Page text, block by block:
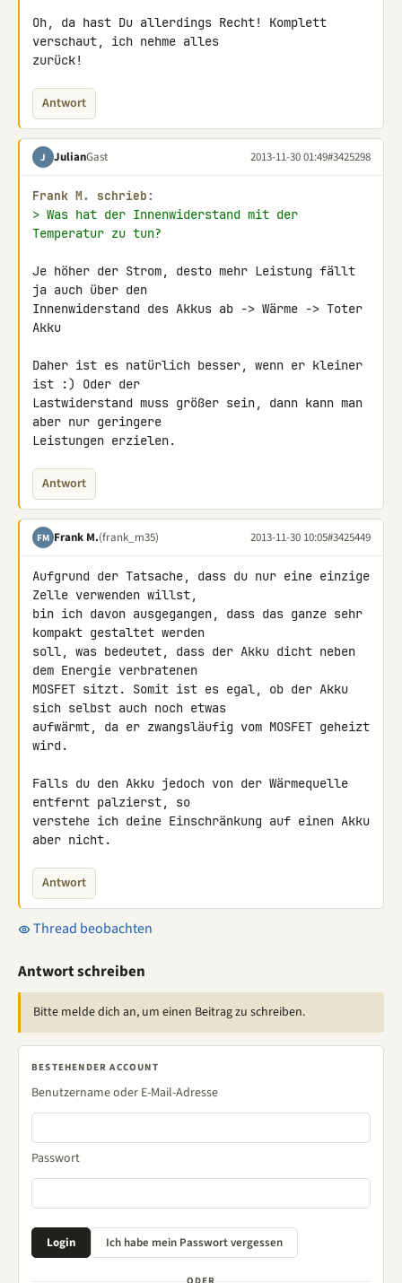
Oh, da hast Du allerdings Recht! Komplett
verschaut, ich nehme alles
zurück!
Antwort
J JulianGast 2013-11-30 01:49#3425298
Frank M. schrieb:
> Was hat der Innenwiderstand mit der
Temperatur zu tun?
Je höher der Strom, desto mehr Leistung fällt
ja auch über den
Innenwiderstand des Akkus ab -> Wärme -> Toter
Akku
Daher ist es natürlich besser, wenn er kleiner
ist :) Oder der
Lastwiderstand muss größer sein, dann kann man
aber nur geringere
Leistungen erzielen.
Antwort
FM Frank M.(frank_m35) 2013-11-30 10:05#3425449
Aufgrund der Tatsache, dass du nur eine einzige
Zelle verwenden willst,
bin ich davon ausgegangen, dass das ganze sehr
kompakt gestaltet werden
soll, was bedeutet, dass der Akku dicht neben
dem Energie verbratenen
MOSFET sitzt. Somit ist es egal, ob der Akku
sich selbst auch noch etwas
aufwärmt, da er zwangsläufig vom MOSFET geheizt
wird.
Falls du den Akku jedoch von der Wärmequelle
entfernt palzierst, so
verstehe ich deine Einschränkung auf einen Akku
aber nicht.
Antwort
Thread beobachten
Antwort schreiben
Bitte melde dich an, um einen Beitrag zu schreiben.
BESTEHENDER ACCOUNT
Benutzername oder E-Mail-Adresse
Passwort